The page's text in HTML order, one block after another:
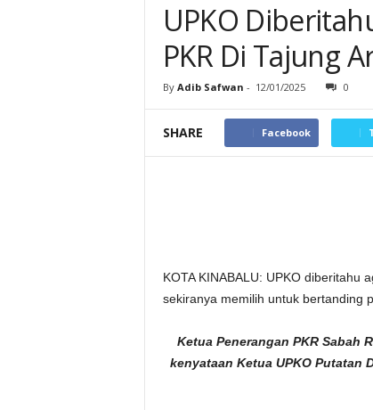
UPKO
PKR Di Tajung
By Adib Safwan - 12/01/2025 0
SHARE Facebook
KOTA KINABALU: UPKO diberitahu
sekiranya memilih untuk bertanding
Ketua Penerangan PKR Sabah
kenyataan Ketua UPKO Putatan